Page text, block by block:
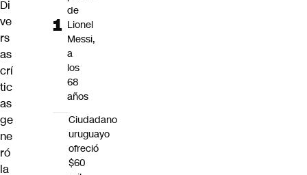
Di
ve
rs
as
crí
tic
as
ge
ne
ró
la
de
Lionel
Messi,
a
los
68
años
Ciudadano
uruguayo
ofreció
$60